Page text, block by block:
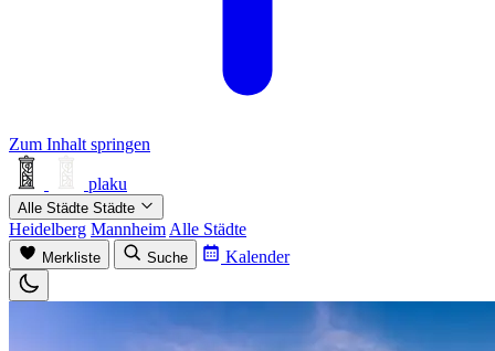
Zum Inhalt springen
plaku
Alle Städte Städte
Heidelberg Mannheim Alle Städte
Merkliste Suche Kalender